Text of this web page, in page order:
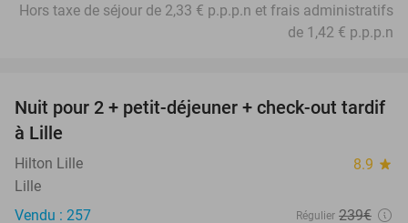
Hors taxe de séjour de 2,33 € p.p.p.n et frais administratifs
de 1,42 € p.p.p.n
50%
Nuit pour 2 + petit-déjeuner + check-out tardif
à Lille
Hilton Lille 8.9 star
Lille
Vendu : 257
Régulier 239€